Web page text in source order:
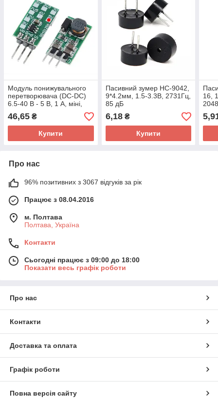
Модуль понижувального
перетворювача (DC-DC)
6.5-40 В - 5 В, 1 А, міні,
550 кГц, 1 А
46,65 ₴
Купити
Пасивний зумер HC-9042,
9*4.2мм, 1.5-3.3В, 2731Гц,
85 дБ
6,18₴
Купити
16,
Про нас
96% позитивних з 3067 відгуків за рік
Працює з 08.04.2016
м. Полтава
Полтава, Україна
Контакти
Сьогодні працює з 09:00 до 18:00
Показати весь графік роботи
Про нас
Контакти
Доставка та оплата
Графік роботи
Повна версія сайту